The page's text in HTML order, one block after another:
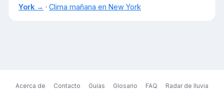
York → · Clima mañana en New York
Acerca de Contacto Guías Glosario FAQ
Radar de lluvia